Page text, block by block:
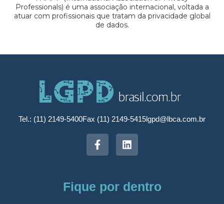
Professionals) é uma associação internacional, voltada a
atuar com profissionais que tratam da privacidade global
de dados.
Tel.: (11) 2149-5400Fax (11) 2149-5415lgpd@lbca.com.br
Fique por dentro